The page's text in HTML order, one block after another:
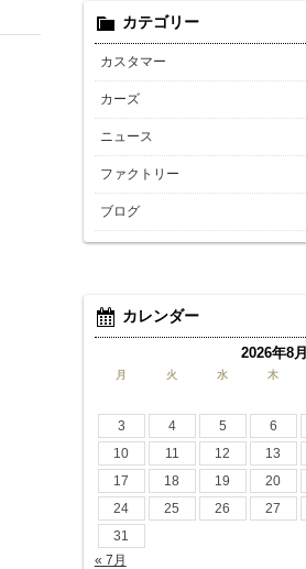
カテゴリー
カスタマー
カーズ
ニュース
ファクトリー
ブログ
カレンダー
2026年8月
月 火 水 木
3
4 5 6
10
11 12 13
17
18 19 20
24
25 26 27
31
« 7月